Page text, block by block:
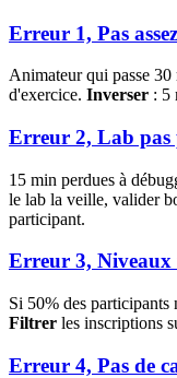
Erreur 1, Pas
Animateur qui passe
d'exercice. Inverser : 5
Erreur 2, Lab pas
15 min perdues à
le lab la veille, valider
participant.
Erreur 3, Niveaux
Si 50% des
Filtrer les inscriptions
Erreur 4, Pas de